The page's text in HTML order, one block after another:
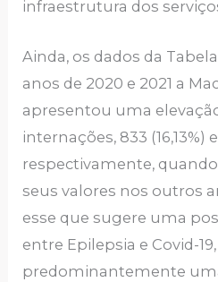
infraestrutura dos
Ainda, os dados da
anos de 2020 e 2021 a
apresentou uma
internações, 833 (16,13%)
respectivamente,
seus valores nos outros
esse que sugere uma
entre Epilepsia e Covid-
predominantemente